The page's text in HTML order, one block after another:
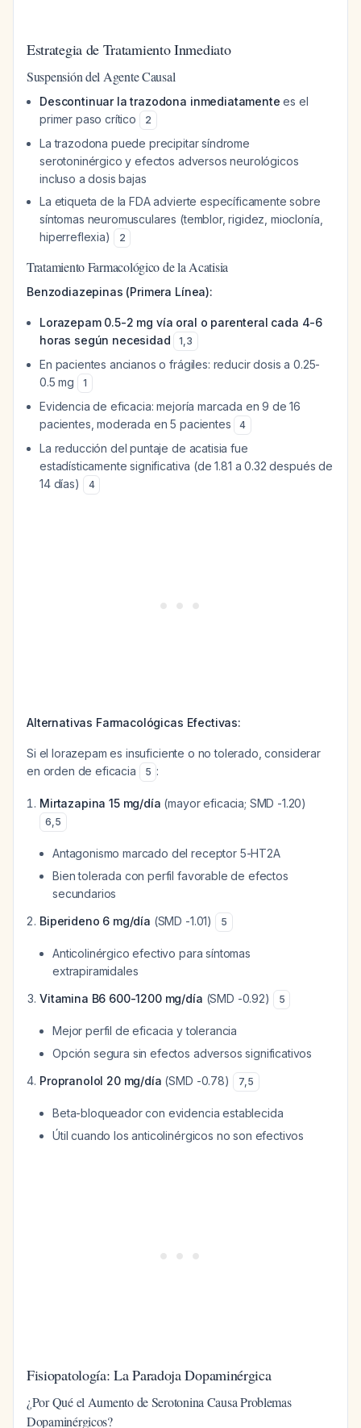
Estrategia de Tratamiento Inmediato
Suspensión del Agente Causal
Descontinuar la trazodona inmediatamente es el
primer paso crítico
2
La trazodona puede precipitar síndrome
serotoninérgico y efectos adversos neurológicos
incluso a dosis bajas
La etiqueta de la FDA advierte específicamente sobre
síntomas neuromusculares (temblor, rigidez, mioclonía,
hiperreflexia)
2
Tratamiento Farmacológico de la Acatisia
Benzodiazepinas (Primera Línea):
Lorazepam 0.5-2 mg vía oral o parenteral cada 4-6
horas según necesidad
1,3
En pacientes ancianos o frágiles: reducir dosis a 0.25-
0.5 mg
1
Evidencia de eficacia: mejoría marcada en 9 de 16
pacientes, moderada en 5 pacientes
4
La reducción del puntaje de acatisia fue
estadísticamente significativa (de 1.81 a 0.32 después de
14 días)
4
Alternativas Farmacológicas Efectivas:
Si el lorazepam es insuficiente o no tolerado, considerar
en orden de eficacia
5 :
Mirtazapina 15 mg/día (mayor eficacia; SMD -1.20)
6,5
Antagonismo marcado del receptor 5-HT2A
Bien tolerada con perfil favorable de efectos
secundarios
Biperideno 6 mg/día (SMD -1.01) 5
Anticolinérgico efectivo para síntomas
extrapiramidales
Vitamina B6 600-1200 mg/día (SMD -0.92) 5
Mejor perfil de eficacia y tolerancia
Opción segura sin efectos adversos significativos
Propranolol 20 mg/día (SMD -0.78) 7,5
Beta-bloqueador con evidencia establecida
Útil cuando los anticolinérgicos no son efectivos
Fisiopatología: La Paradoja Dopaminérgica
¿Por Qué el Aumento de Serotonina Causa Problemas
Dopaminérgicos?